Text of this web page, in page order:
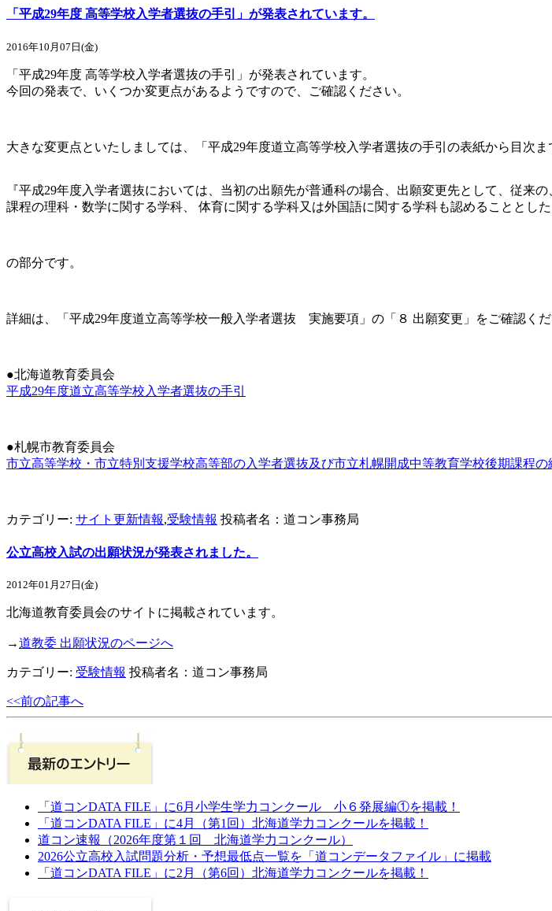
「平成29年度 高等学校入学者選抜の手引」が発表されています。
2016年10月07日(金)
「平成29年度 高等学校入学者選抜の手引」が発表されています。
今回の発表で、いくつか変更点があるようですので、ご確認ください。
大きな変更点といたしましては、「平成29年度道立高等学校入学者選抜の手引の表紙から目次ま
『平成29年度入学者選抜においては、当初の出願先が普通科の場合、出願変更先として、従
課程の理科・数学に関する学科、 体育に関する学科又は外国語に関する学科も認めることとした
の部分です。
詳細は、「平成29年度道立高等学校一般入学者選抜 実施要項」の「８ 出願変更」をご確認くだ
●北海道教育委員会
平成29年度道立高等学校入学者選抜の手引
●札幌市教育委員会
市立高等学校・市立特別支援学校高等部の入学者選抜及び市立札幌開成中等教育学校後期課程の
カテゴリー: サイト更新情報,受験情報 投稿者名：道コン事務局
公立高校入試の出願状況が発表されました。
2012年01月27日(金)
北海道教育委員会のサイトに掲載されています。
→道教委 出願状況のページへ
カテゴリー: 受験情報 投稿者名：道コン事務局
<<前の記事へ
「道コンDATA FILE」に6月小学生学力コンクール 小６発展編①を掲載！
「道コンDATA FILE」に4月（第1回）北海道学力コンクールを掲載！
道コン速報（2026年度第１回 北海道学力コンクール）
2026公立高校入試問題分析・予想最低点一覧を「道コンデータファイル」に掲載
「道コンDATA FILE」に2月（第6回）北海道学力コンクールを掲載！